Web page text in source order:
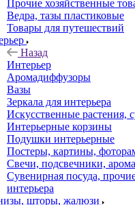
Прочие хозяйственные
Ведра, тазы пластиковые
Товары для путешествий
Назад
Интерьер
Аромадиффузоры
Вазы
Зеркала для интерьера
Искусственные растения,
Интерьерные корзины
Подушки интерьерные
Постеры, картины,
Свечи, подсвечники,
Сувенирная посуда,
интерьера
шторы, жалюзи